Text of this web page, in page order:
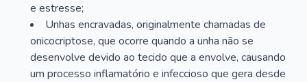
e estresse;
Unhas encravadas, originalmente chamadas de
onicocriptose, que ocorre quando a unha não se
desenvolve devido ao tecido que a envolve, causando
um processo inflamatório e infeccioso que gera desde